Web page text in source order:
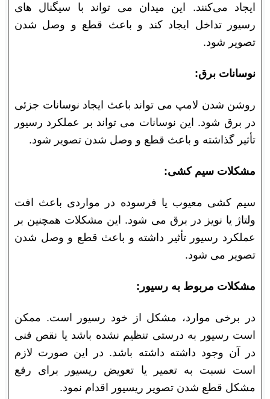
ایجاد می‌کنند. این میدان می تواند با سیگنال های
رسیور تداخل ایجاد کند و باعث قطع و وصل شدن
تصویر شود.
نوسانات برق:
روشن شدن لامپ می تواند باعث ایجاد نوسانات جزئی
در برق شود. این نوسانات می تواند بر عملکرد رسیور
تأثیر گذاشته و باعث قطع و وصل شدن تصویر شود.
مشکلات سیم کشی:
سیم کشی معیوب یا فرسوده در مواردی باعث افت
ولتاژ یا نویز در برق می شود. این مشکلات همچنین بر
عملکرد رسیور تأثیر داشته و باعث قطع و وصل شدن
تصویر می شود.
مشکلات مربوط به رسیور:
در برخی موارد، مشکل از خود رسیور است. ممکن
است رسیور به درستی تنظیم نشده باشد یا نقص فنی
در آن وجود داشته داشته باشد. در این صورت لازم
است نسبت به تعمیر یا تعویض ریسیور برای رفع
مشکل قطع شدن تصویر ریسیور اقدام نمود.